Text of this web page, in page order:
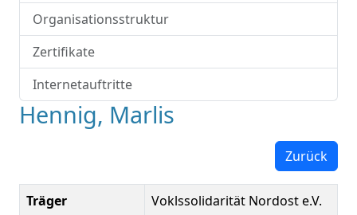
Organisationsstruktur
Zertifikate
Internetauftritte
Hennig, Marlis
Zurück
Träger Voklssolidarität Nordost e.V.